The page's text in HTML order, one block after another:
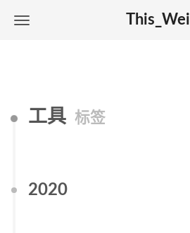
This_Wei
工具 标签
2020